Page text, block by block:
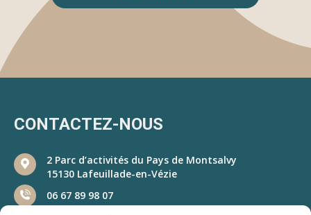
CONTACTEZ-NOUS
2 Parc d’activités du Pays de Montsalvy
15130 Lafeuillade-en-Vézie
06 67 89 98 07